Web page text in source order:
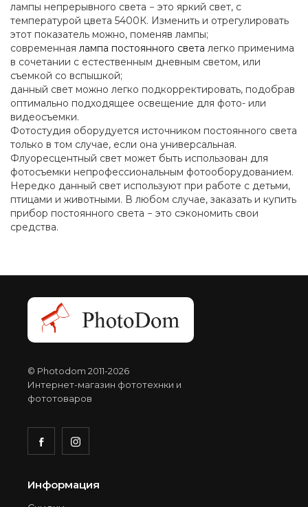
лампы непрерывного света − это яркий свет, с
температурой цвета 5400К. Изменить и отрегулировать
этот показатель можно, поменяв лампы;
современная лампа постоянного света легко применима
в сочетании с естественным дневным светом, или
съемкой со вспышкой;
данный свет можно легко подкорректировать, подобрав
оптимально подходящее освещение для фото- или
видеосъемки.
Фотостудия оборудуется источником постоянного света
только в том случае, если она универсальная.
Флуоресцентный свет может быть использован для
фотосъемки непрофессиональным фотооборудованием.
Нередко данный свет используют при работе с детьми,
птицами и животными. В любом случае, заказать и купить
прибор постоянного света − это сэкономить свои
средства.
© Photodom 2011-2026
Интернет-магазин фототехнки и
фототоваров
Информация